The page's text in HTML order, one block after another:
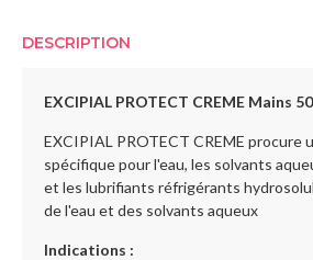
DESCRIPTION
EXCIPIAL PROTECT CREME Mains
EXCIPIAL PROTECT CREME procure
spécifique pour l'eau, les solvants
et les lubrifiants réfrigérants
de l'eau et des solvants aqueux
Indications :